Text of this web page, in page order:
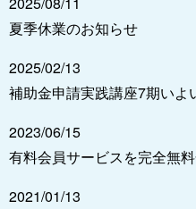
夏季休業のお知らせ
2025/02/13
補助金申請実践講座7期いよ
2023/06/15
有料会員サービスを完全無料
2021/01/13